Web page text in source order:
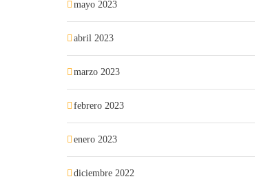
mayo 2023
abril 2023
marzo 2023
febrero 2023
enero 2023
diciembre 2022